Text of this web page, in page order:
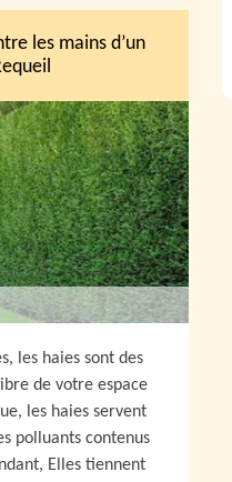
les mains d’un
les haies sont des
de votre espace
les haies servent
polluants contenus
Elles tiennent